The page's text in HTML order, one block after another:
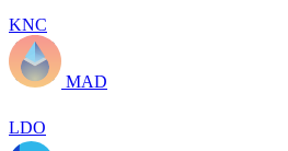
KNC
MAD
LDO